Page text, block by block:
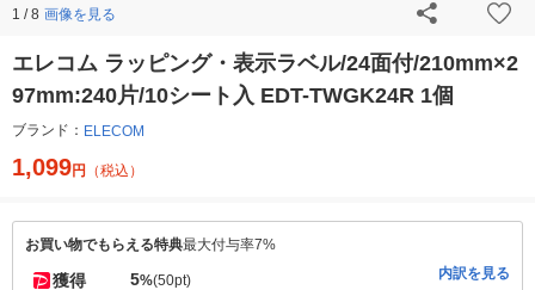
1 / 8 画像を見る
エレコム ラッピング・表示ラベル/24面付/210mm×2
97mm:240片/10シート入 EDT-TWGK24R 1個
ブランド： ELECOM
1,099円 （税込）
お買い物でもらえる特典最大付与率7%
獲得 5%(50pt) 内訳を見る